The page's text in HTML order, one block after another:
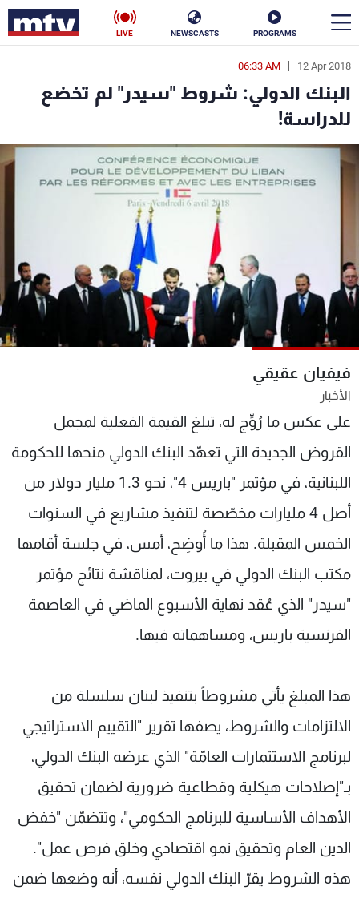
PROGRAMS
NEWSCASTS
LIVE
12 Apr 2018
06:33 AM
البنك الدولي: شروط "سيدر" لم تخضع
للدراسة!
فيفيان عقيقي
الأخبار
على عكس ما رُوِّج له، تبلغ القيمة الفعلية لمجمل
القروض الجديدة التي تعهّد البنك الدولي منحها للحكومة
اللبنانية، في مؤتمر "باريس 4"، نحو 1.3 مليار دولار من
أصل 4 مليارات مخصّصة لتنفيذ مشاريع في السنوات
الخمس المقبلة. هذا ما أُوضِح، أمس، في جلسة أقامها
مكتب البنك الدولي في بيروت، لمناقشة نتائج مؤتمر
"سيدر" الذي عُقد نهاية الأسبوع الماضي في العاصمة
الفرنسية باريس، ومساهماته فيها.
هذا المبلغ يأتي مشروطاً بتنفيذ لبنان سلسلة من
الالتزامات والشروط، يصفها تقرير "التقييم الاستراتيجي
لبرنامج الاستثمارات العامّة" الذي عرضه البنك الدولي،
بـ"إصلاحات هيكلية وقطاعية ضرورية لضمان تحقيق
الأهداف الأساسية للبرنامج الحكومي"، وتتضمّن "خفض
الدين العام وتحقيق نمو اقتصادي وخلق فرص عمل".
هذه الشروط يقرّ البنك الدولي نفسه، أنه وضعها ضمن
en
الأخبار
سياسة ناس
إقتصاد فن
رياضة
كأس العالم
البرامج
جدول البرامج
شاهد البرامج
الترددات
عن MTV
لاعلاناتكم
وظائف
شروط الإسـتخدام